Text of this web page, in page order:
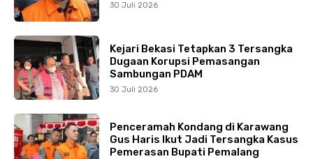
30 Juli 2026
Kejari Bekasi Tetapkan 3 Tersangka
Dugaan Korupsi Pemasangan
Sambungan PDAM
30 Juli 2026
Penceramah Kondang di Karawang
Gus Haris Ikut Jadi Tersangka Kasus
Pemerasan Bupati Pemalang